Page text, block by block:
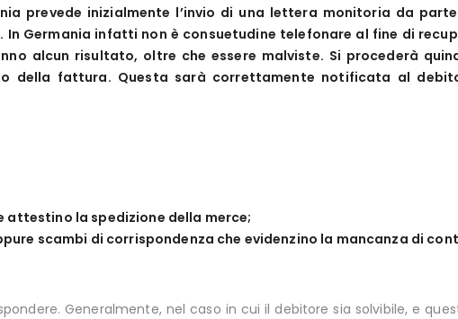
prevede inizialmente l’invio di una lettera monitoria da
Germania infatti non è consuetudine telefonare al fine di
alcun risultato, oltre che essere malviste. Si procederà
della fattura. Questa sarà correttamente notificata al
la spedizione della merce;
scambi di corrispondenza che evidenzino la mancanza di
Generalmente, nel caso in cui il debitore sia solvibile, e